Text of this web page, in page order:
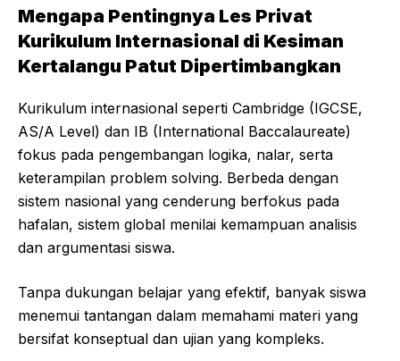
Mengapa Pentingnya Les Privat
Kurikulum Internasional di Kesiman
Kertalangu Patut Dipertimbangkan
Kurikulum internasional seperti Cambridge (IGCSE,
AS/A Level) dan IB (International Baccalaureate)
fokus pada pengembangan logika, nalar, serta
keterampilan problem solving. Berbeda dengan
sistem nasional yang cenderung berfokus pada
hafalan, sistem global menilai kemampuan analisis
dan argumentasi siswa.
Tanpa dukungan belajar yang efektif, banyak siswa
menemui tantangan dalam memahami materi yang
bersifat konseptual dan ujian yang kompleks.